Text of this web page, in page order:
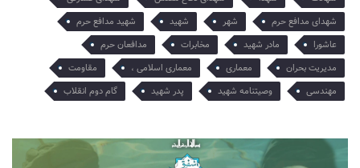
شهدای مدافع حرم
شهر شهید
شهید مدافع حرم
عاشورا
مادر شهید مخابرات
مدافعان حرم
مدیریت بحران
معماری معماری اسلامی ،
مقاومت
مهندسی
وصیتنامه شهید پدر شهید گام دوم انقلاب